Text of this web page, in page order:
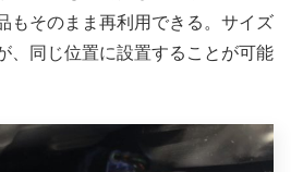
もそのまま再利用できる。サイズ
、同じ位置に設置することが可能